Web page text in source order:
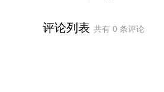
评论列表 共有 0 条评论